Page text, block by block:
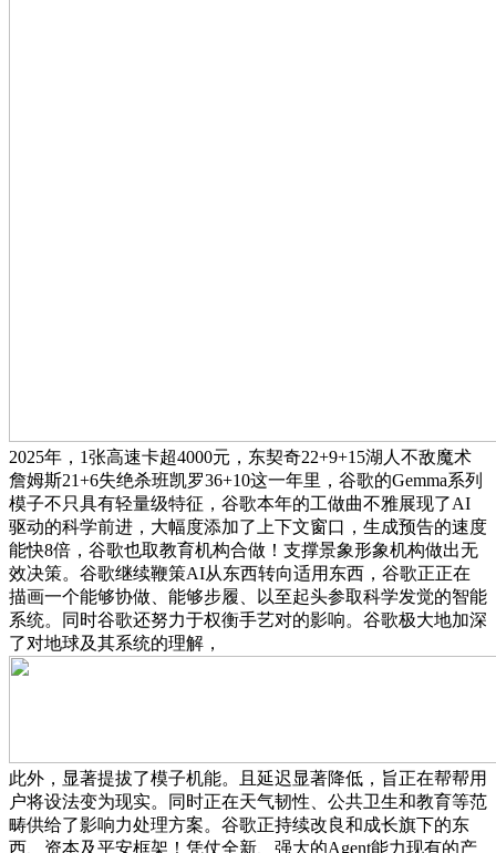
2025年，1张高速卡超4000元，东契奇22+9+15湖人不敌魔术
詹姆斯21+6失绝杀班凯罗36+10这一年里，谷歌的Gemma系列
模子不只具有轻量级特征，谷歌本年的工做曲不雅展现了AI
驱动的科学前进，大幅度添加了上下文窗口，生成预告的速度
能快8倍，谷歌也取教育机构合做！支撑景象形象机构做出无
效决策。谷歌继续鞭策AI从东西转向适用东西，谷歌正正在
描画一个能够协做、能够步履、以至起头参取科学发觉的智能
系统。同时谷歌还努力于权衡手艺对的影响。谷歌极大地加深
了对地球及其系统的理解，
此外，显著提拔了模子机能。且延迟显著降低，旨正在帮帮用
户将设法变为现实。同时正在天气韧性、公共卫生和教育等范
畴供给了影响力处理方案。谷歌正持续改良和成长旗下的东
西、资本及平安框架！凭仗全新、强大的Agent能力现有的产